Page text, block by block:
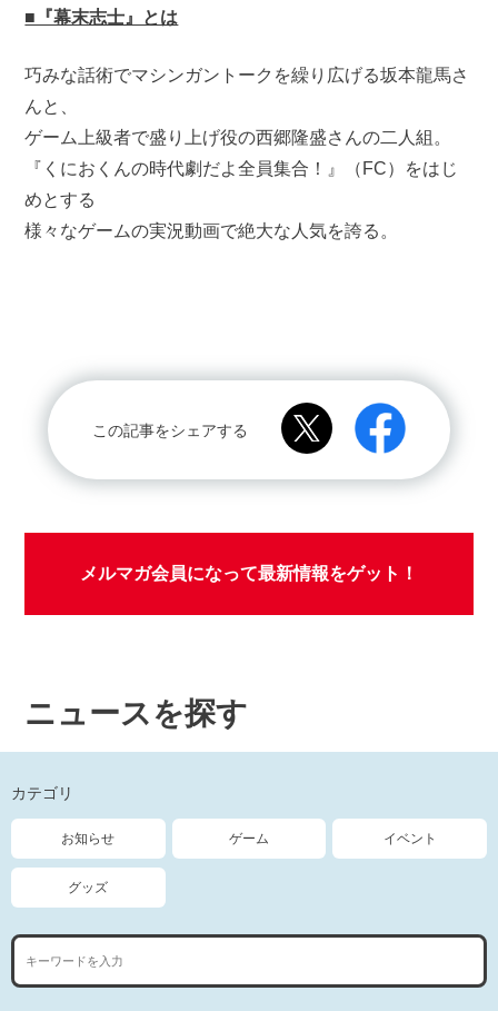
■『幕末志士』とは
巧みな話術でマシンガントークを繰り広げる坂本龍馬さ
んと、
ゲーム上級者で盛り上げ役の西郷隆盛さんの二人組。
『くにおくんの時代劇だよ全員集合！』（FC）をはじ
めとする
様々なゲームの実況動画で絶大な人気を誇る。
この記事をシェアする
メルマガ会員になって最新情報をゲット！
ニュースを探す
カテゴリ
お知らせ ゲーム イベント
グッズ